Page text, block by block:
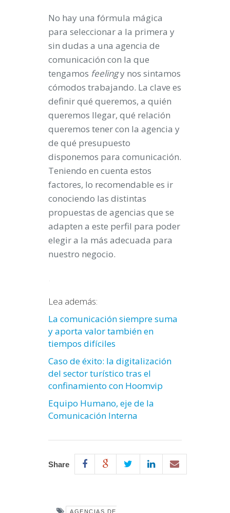
No hay una fórmula mágica
para seleccionar a la primera y
sin dudas a una agencia de
comunicación con la que
tengamos feelingy nos sintamos
cómodos trabajando. La clave es
definir qué queremos, a quién
queremos llegar, qué relación
queremos tener con la agencia y
de qué presupuesto
disponemos para comunicación.
Teniendo en cuenta estos
factores, lo recomendable es ir
conociendo las distintas
propuestas de agencias que se
adapten a este perfil para poder
elegir a la más adecuada para
nuestro negocio.
Lea además:
La comunicación siempre suma
y aporta valor también en
tiempos difíciles
Caso de éxito: la digitalización
del sector turístico tras el
confinamiento con Hoomvip
Equipo Humano, eje de la
Comunicación Interna
Share
AGENCIAS DE